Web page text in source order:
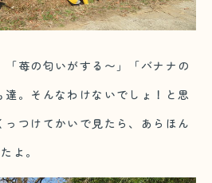
苺の匂いがする〜」「バナナの
。そんなわけないでしょ！と思
つけてかいで見たら、あらほん
よ。